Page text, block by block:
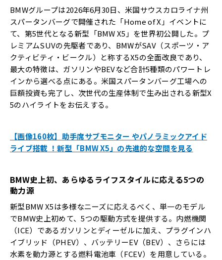
BMWグループは2026年6月30日、米国サウスカロライナ州
スパータンバーグで開催された「Home of X」イベントに
て、第5世代となる新型「BMW X5」を世界初公開した。プ
レミアムSUVの先駆者であり、BMWがSAV（スポーツ・ア
クティビティ・ビークル）と称するX5の全面改良であり、
最大の特徴は、ガソリンやBEVなど合計5種類のパワートレ
インから選べる点にある。米国スパータンバーグ工場への
巨額投資も完了し、次世代の生産体制で生み出される新型X
5のハイライトをお伝えする。
【画像160枚】助手席サブモニター やパノラミックアイド
ライブ搭載 ！新型「BMW X5」の先進的な空間を見る
BMW史上初、あらゆるライフスタイルに応える5つの
動力源
新型BMW X5は多様なニーズに応えるべく、単一のモデル
でBMW史上初めて、5つの駆動方式を提供する。内燃機関
（ICE）であるガソリンとディーゼルに加え、プラグインハ
イブリッド（PHEV）、バッテリーEV（BEV）、さらには
水素を動力源とする燃料電池車（FCEV）を用意している。